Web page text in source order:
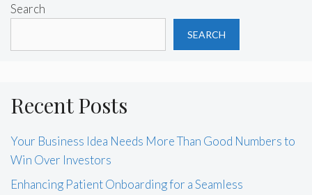
Search
SEARCH
Recent Posts
Your Business Idea Needs More Than Good Numbers to
Win Over Investors
Enhancing Patient Onboarding for a Seamless